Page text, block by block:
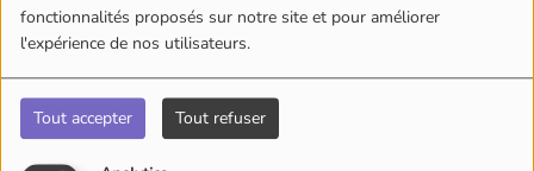
fonctionnalités proposés sur notre site et pour améliorer
l'expérience de nos utilisateurs.
Tout accepter Tout refuser